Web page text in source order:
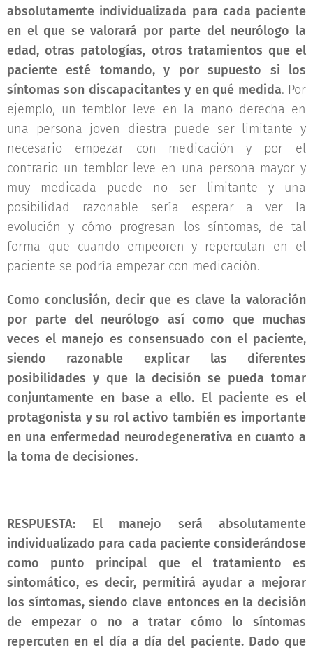
absolutamente individualizada para cada paciente
en el que se valorará por parte del neurólogo la
edad, otras patologías, otros tratamientos que el
paciente esté tomando, y por supuesto si los
síntomas son discapacitantes y en qué medida. Por
ejemplo, un temblor leve en la mano derecha en
una persona joven diestra puede ser limitante y
necesario empezar con medicación y por el
contrario un temblor leve en una persona mayor y
muy medicada puede no ser limitante y una
posibilidad razonable sería esperar a ver la
evolución y cómo progresan los síntomas, de tal
forma que cuando empeoren y repercutan en el
paciente se podría empezar con medicación.
Como conclusión, decir que es clave la valoración
por parte del neurólogo así como que muchas
veces el manejo es consensuado con el paciente,
siendo razonable explicar las diferentes
posibilidades y que la decisión se pueda tomar
conjuntamente en base a ello. El paciente es el
protagonista y su rol activo también es importante
en una enfermedad neurodegenerativa en cuanto a
la toma de decisiones.
RESPUESTA: El manejo será absolutamente
individualizado para cada paciente considerándose
como punto principal que el tratamiento es
sintomático, es decir, permitirá ayudar a mejorar
los síntomas, siendo clave entonces en la decisión
de empezar o no a tratar cómo lo síntomas
repercuten en el día a día del paciente. Dado que